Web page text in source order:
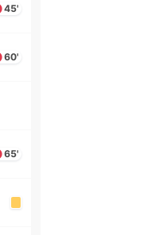
45'
60'
65'